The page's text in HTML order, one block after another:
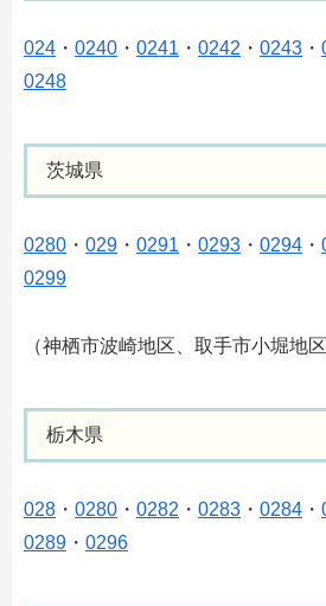
024 ・ 0240 ・ 0241 ・ 0242 ・ 0243 ・
0248
茨城県
0280 ・ 029 ・ 0291 ・ 0293 ・ 0294 ・
0299
（神栖市波崎地区、取手市小堀地区
栃木県
028 ・ 0280 ・ 0282 ・ 0283 ・ 0284 ・
0289 ・ 0296